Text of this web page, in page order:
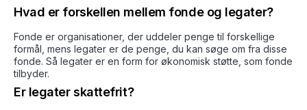
Hvad er forskellen mellem fonde og legater?
Fonde er organisationer, der uddeler penge til forskellige
formål, mens legater er de penge, du kan søge om fra disse
fonde. Så legater er en form for økonomisk støtte, som fonde
tilbyder.
Er legater skattefrit?